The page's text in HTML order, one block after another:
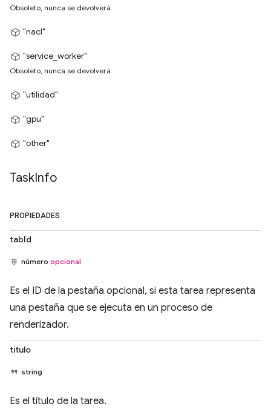
Obsoleto, nunca se devolverá.
"nacl"
"service_worker"
Obsoleto, nunca se devolverá.
"utilidad"
"gpu"
"other"
TaskInfo
PROPIEDADES
tabId
número opcional
Es el ID de la pestaña opcional, si esta tarea representa
una pestaña que se ejecuta en un proceso de
renderizador.
título
string
Es el título de la tarea.